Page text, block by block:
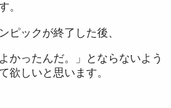
。
ックが終了した後、
かったんだ。」とならないよう
欲しいと思います。